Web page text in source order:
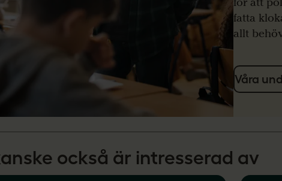
fatta
allt
Våra
också är intresserad av